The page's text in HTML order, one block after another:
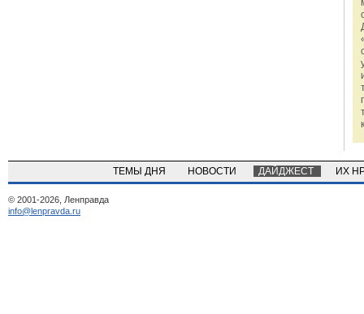
ТЕМЫ ДНЯ НОВОСТИ ДАЙДЖЕСТ ИХ
© 2001-2026, Ленправда
info@lenpravda.ru